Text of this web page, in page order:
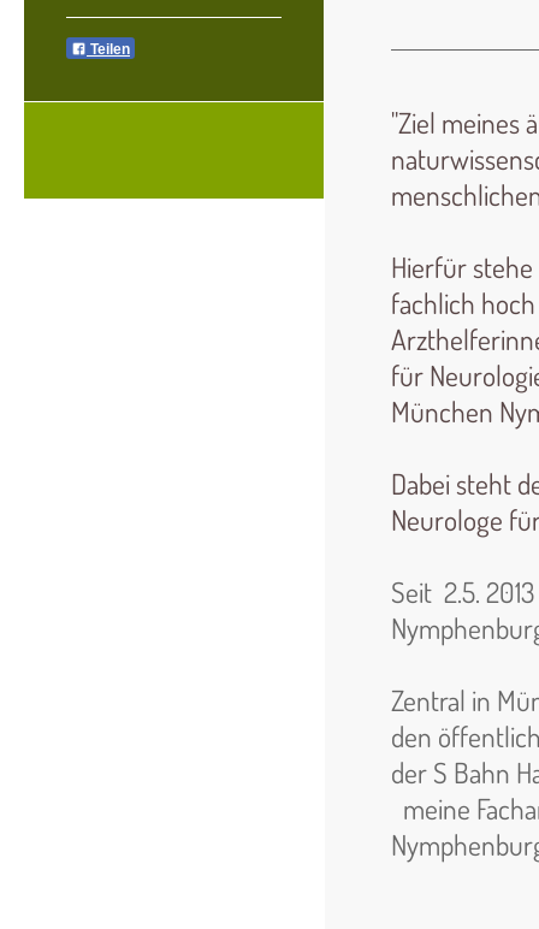
Teilen
"Ziel meines
Hierfür
fachlich
für
München
Dabei steht
Neurologe
Seit 2.5.
Zentral in
den
der S Bahn
meine